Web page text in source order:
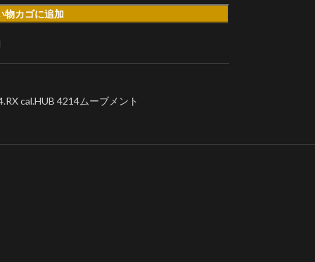
物カゴに追加
cal.HUB 4214ムーブメント